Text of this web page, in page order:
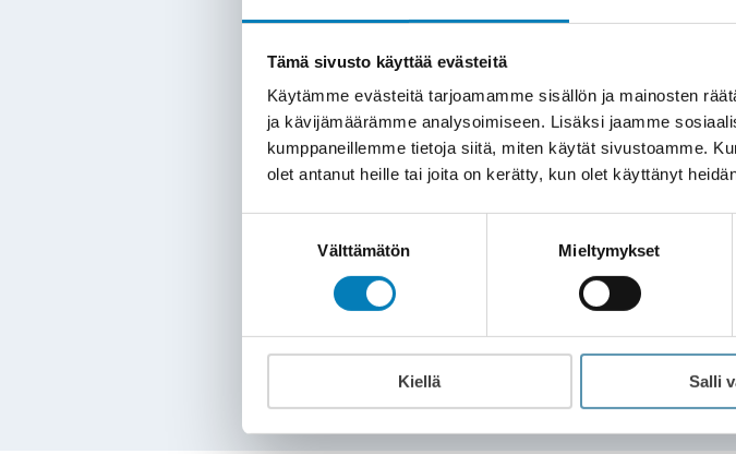
Tämä sivusto käyttää evästeitä
Käytämme evästeitä tarjoamamme sisällön ja mainosten
ja kävijämäärämme analysoimiseen. Lisäksi jaamme
kumppaneillemme tietoja siitä, miten käytät sivustoamme.
olet antanut heille tai joita on kerätty, kun olet käyttänyt
Välttämätön Mieltymykset
Kiellä Salli
vesikiertoinen lämmitysjärjestelmä – joko
Öljylämmityksen vaihto: Öljykattilan
lämmityksestä kallista. VILP korvaa
Vanhan sähkölämmityksen modernisointi:
sähkökattila vaihdetaan VILP:iin.
Kaukolämpöisen kiinteistön
rinnalla, mutta paras vaihtoehto on korvata
Vaihtoehto maalämmölle
: Tontilla ei ole
Ota